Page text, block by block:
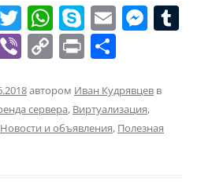
T
w
itt
er
W
h
at
s
A
p
S
k
y
p
e
E
l
M
e
n
g
Vi
er
C
p
y
Pr
t п
р
автором Иван Кудрявцев в
сервера, Виртуализация,
Новости и объявления, Полезная